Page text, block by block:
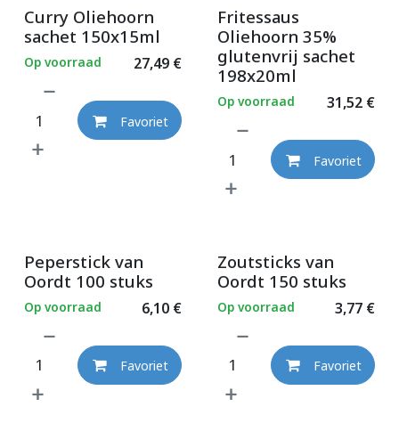
Curry Oliehoorn
sachet 150x15ml
27,49€
Op voorraad
Favoriet
Fritessaus
Oliehoorn 35%
glutenvrij sachet
198x20ml
31,52€
Op voorraad
Favoriet
Peperstick van
Oordt 100 stuks
6,10€
Op voorraad
Favoriet
Zoutsticks van
Oordt 150 stuks
3,77€
Op voorraad
Favoriet